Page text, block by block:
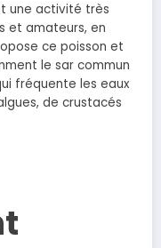
une activité très
et amateurs, en
ce poisson et
le sar commun
fréquente les eaux
de crustacés